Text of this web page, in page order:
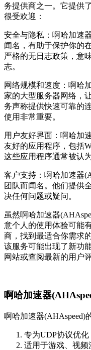
务提供商之一。它提供
很受欢迎：
安全与隐私：啊哈加速
闻名，有助于保护你的
严格的无日志政策，意
志。
网络规模和速度：啊哈
家的大型服务器网络，
务声称提供快速可靠的
使用非常重要。
用户友好界面：啊哈加
友好的应用程序，包括
这些应用程序通常被认
客户支持：啊哈加速器
团队而闻名。他们提供
决任何问题或疑问。
虽然啊哈加速器
意个人的使用体验可能
商，找到最适合你需求
该服务可能出现了新功
网站或查阅最新的用户
啊哈加速器
啊哈加速器(AHAspeed)
专为UDP协议优化
适用于游戏、视